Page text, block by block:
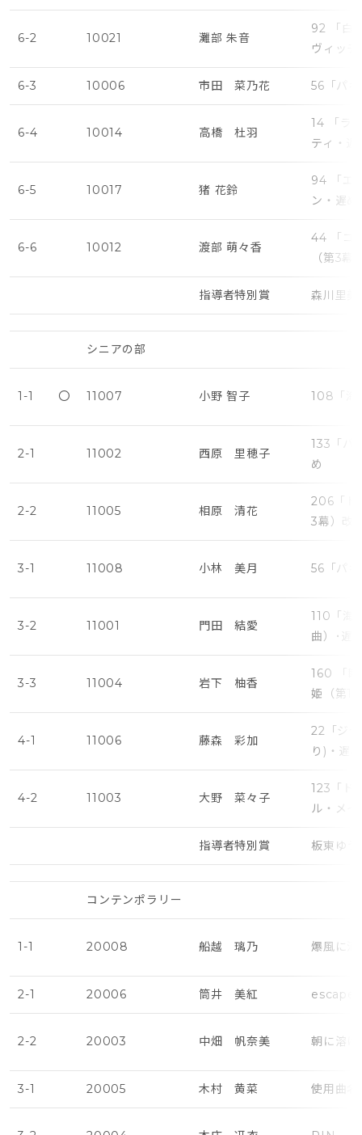
6-2 10021 灘部 朱音
92 「白
ヴィッ
6-3 10006 市田 菜乃花 56「パ
6-4 10014 高橋 杜羽
14 「ラ
ティ・遅
6-5 10017 猪 花鈴
94 「エ
ン・遅め
6-6 10012 渡部 萌々香
44 「コ
（第3幕
指導者特別賞 森川里
シニアの部
1-1 〇 11007 小野 智子 108「海
2-1 11002 西原 里穂子
133「パ
め
2-2 11005 相原 清花
206「ド
3幕）改
3-1 11008 小林 美月 56「パ
3-2 11001 門田 結愛
110「海
曲）･遅
3-3 11004 岩下 柚香
160 「
姫（第1
4-1 11006 藤森 彩加
22「ジ
り)・遅め
4-2 11003 大野 菜々子
123「ド
ル・メ
指導者特別賞 板東ゆう
コンテンポラリー
1-1 20008 船越 璃乃 爆風に
2-1 20006 筒井 美紅 escape
2-2 20003 中畑 帆奈美 朝に溶け
3-1 20005 木村 黄菜 使用曲